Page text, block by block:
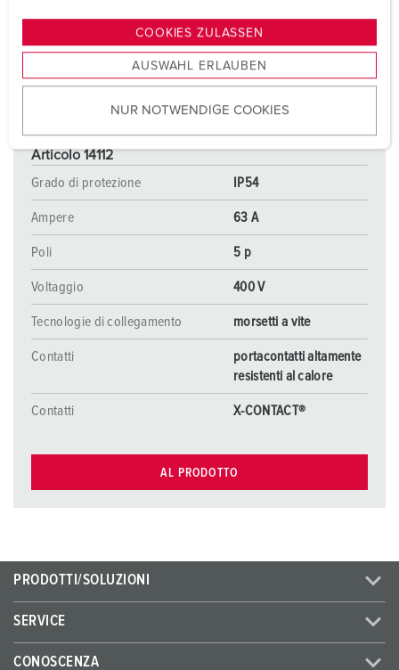
s
u
w
COOKIES ZULASSEN
AUSWAHL ERLAUBEN
NUR NOTWENDIGE COOKIES
Articolo 14112
Grado di protezione
IP54
Ampere 63 A
Poli 5 p
Voltaggio 400 V
Tecnologie di collegamento morsetti a vite
Contatti
portacontatti altamente
resistenti al calore
Contatti X-CONTACT®
AL PRODOTTO
PRODOTTI/SOLUZIONI
SERVICE
CONOSCENZA